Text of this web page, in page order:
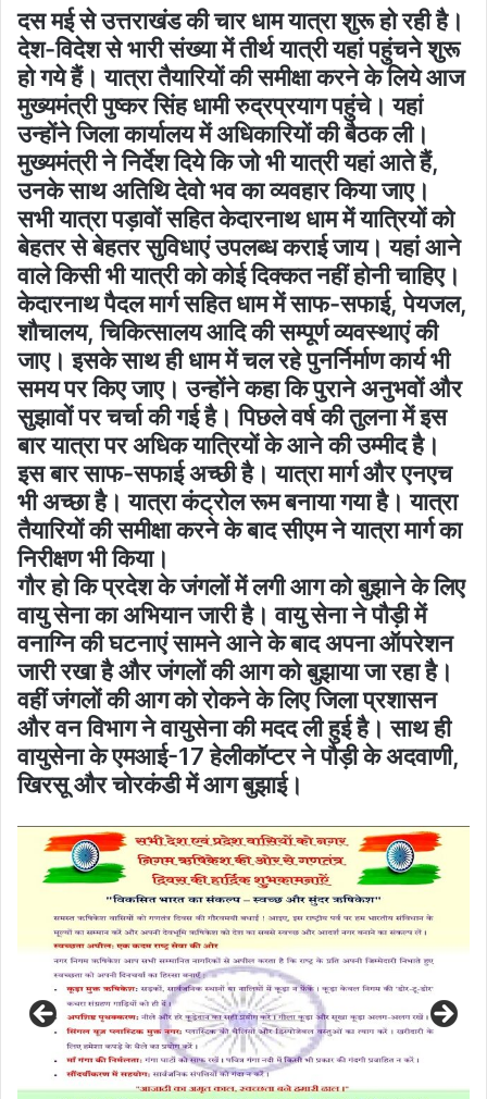
दस मई से उत्तराखंड की चार धाम यात्रा शुरू हो रही है।
देश-विदेश से भारी संख्या में तीर्थ यात्री यहां पहुंचने शुरू
हो गये हैं। यात्रा तैयारियों की समीक्षा करने के लिये आज
मुख्यमंत्री पुष्कर सिंह धामी रुद्रप्रयाग पहुंचे। यहां
उन्होंने जिला कार्यालय में अधिकारियों की बैठक ली।
मुख्यमंत्री ने निर्देश दिये कि जो भी यात्री यहां आते हैं,
उनके साथ अतिथि देवो भव का व्यवहार किया जाए।
सभी यात्रा पड़ावों सहित केदारनाथ धाम में यात्रियों को
बेहतर से बेहतर सुविधाएं उपलब्ध कराई जाय। यहां आने
वाले किसी भी यात्री को कोई दिक्कत नहीं होनी चाहिए।
केदारनाथ पैदल मार्ग सहित धाम में साफ-सफाई, पेयजल,
शौचालय, चिकित्सालय आदि की सम्पूर्ण व्यवस्थाएं की
जाए। इसके साथ ही धाम में चल रहे पुनर्निर्माण कार्य भी
समय पर किए जाए। उन्होंने कहा कि पुराने अनुभवों और
सुझावों पर चर्चा की गई है। पिछले वर्ष की तुलना में इस
बार यात्रा पर अधिक यात्रियों के आने की उम्मीद है।
इस बार साफ-सफाई अच्छी है। यात्रा मार्ग और एनएच
भी अच्छा है। यात्रा कंट्रोल रूम बनाया गया है। यात्रा
तैयारियों की समीक्षा करने के बाद सीएम ने यात्रा मार्ग का
निरीक्षण भी किया।
गौर हो कि प्रदेश के जंगलों में लगी आग को बुझाने के लिए
वायु सेना का अभियान जारी है। वायु सेना ने पौड़ी में
वनाग्नि की घटनाएं सामने आने के बाद अपना ऑपरेशन
जारी रखा है और जंगलों की आग को बुझाया जा रहा है।
वहीं जंगलों की आग को रोकने के लिए जिला प्रशासन
और वन विभाग ने वायुसेना की मदद ली हुई है। साथ ही
वायुसेना के एमआई-17 हेलीकॉप्टर ने पौड़ी के अदवाणी,
खिरसू और चोरकंडी में आग बुझाई।